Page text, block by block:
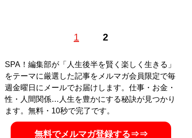
1 2
SPA！編集部が「人生後半を賢く楽しく生きる」
をテーマに厳選した記事をメルマガ会員限定で毎
週金曜日にメールでお届けします。仕事・お金・
性・人間関係…人生を豊かにする秘訣が見つかり
ます。無料・10秒で完了です。
無料でメルマガ登録する⇒⇒